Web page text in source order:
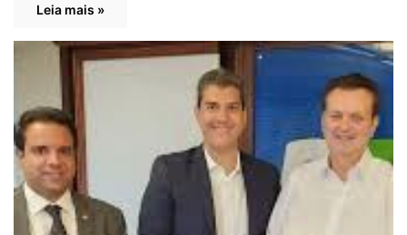
Leia mais »